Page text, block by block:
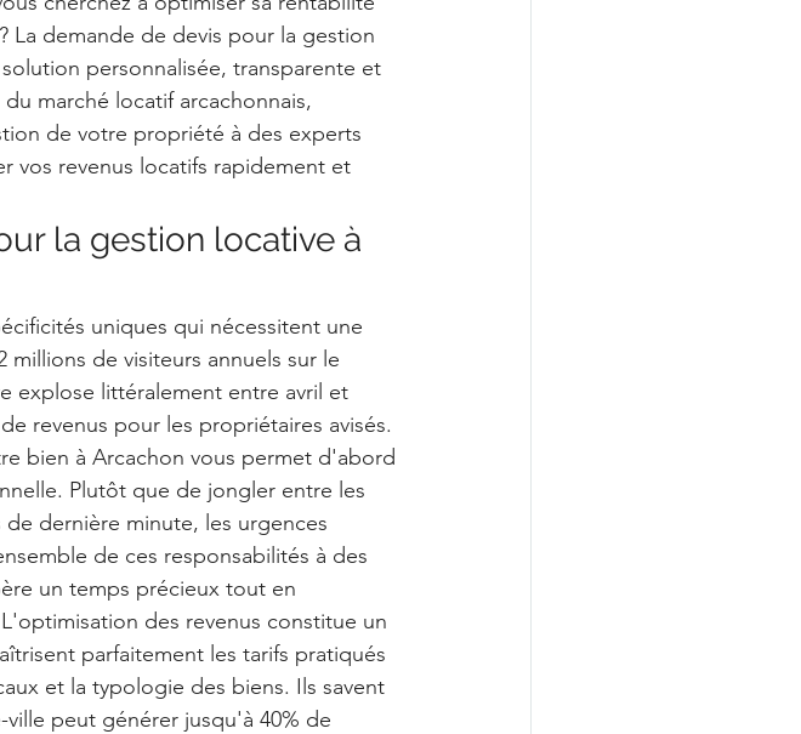
demande de devis pour la gestion
personnalisée, transparente et
marché locatif arcachonnais,
de votre propriété à des experts
vos revenus locatifs rapidement et
la gestion locative à
uniques qui nécessitent une
de visiteurs annuels sur le
explose littéralement entre avril et
revenus pour les propriétaires avisés.
bien à Arcachon vous permet d'abord
Plutôt que de jongler entre les
dernière minute, les urgences
de ces responsabilités à des
un temps précieux tout en
des revenus constitue un
parfaitement les tarifs pratiqués
et la typologie des biens. Ils savent
peut générer jusqu'à 40% de